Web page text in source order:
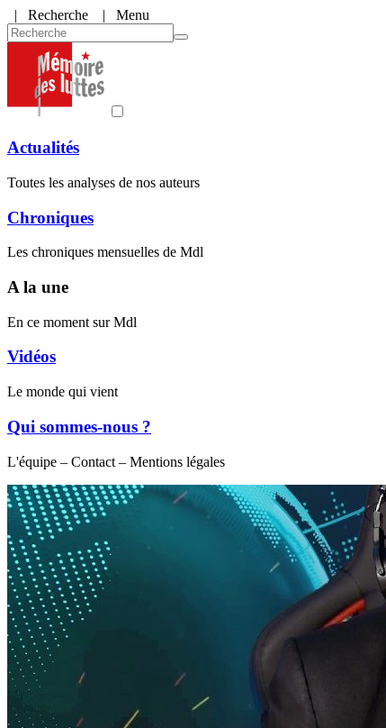
| Recherche | Menu
Actualités
Toutes les analyses de nos auteurs
Chroniques
Les chroniques mensuelles de Mdl
A la une
En ce moment sur Mdl
Vidéos
Le monde qui vient
Qui sommes-nous ?
L'équipe – Contact – Mentions légales